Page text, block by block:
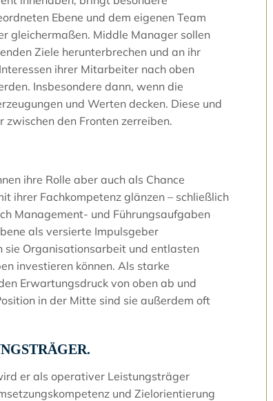
Ebene und dem eigenen Team
gleichermaßen. Middle Manager sollen
Ziele herunterbrechen und an ihr
ihrer Mitarbeiter nach oben
Insbesondere dann, wenn die
und Werten decken. Diese und
den Fronten zerreiben.
ihre Rolle aber auch als Chance
ihrer Fachkompetenz glänzen – schließlich
Management- und Führungsaufgaben
als versierte Impulsgeber
sie Organisationsarbeit und entlasten
investieren können. Als starke
Erwartungsdruck von oben ab und
in der Mitte sind sie außerdem oft
er als operativer Leistungsträger
und Zielorientierung